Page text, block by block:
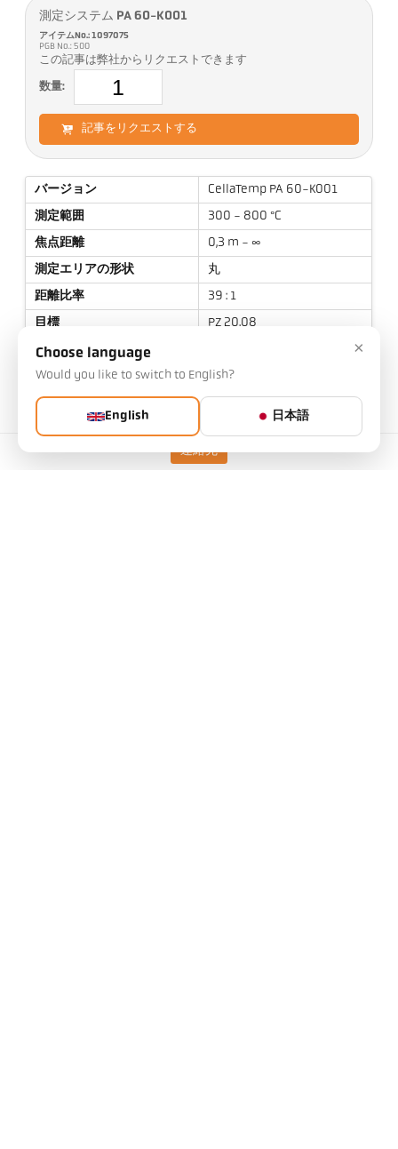
連絡先
測定システム PA 60-K001
アイテムNo.: 1097075
PGB No.: 500
この記事は弊社からリクエストできます
数量:
記事をリクエストする
バージョン
CellaTemp PA 60-K001
測定範囲
300 - 800 °C
焦点距離
0,3 m - ∞
測定エリアの形状
丸
距離比率
39 : 1
目標
PZ 20.08
測定原理
照準オプション
レンズを通しての視準
テクニカルデータ
×
Choose language
Would you like to switch to English?
English 日本語